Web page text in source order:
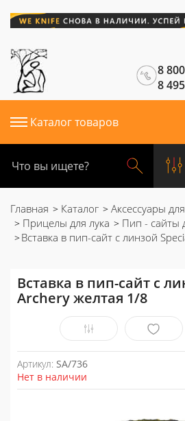
8
8
Каталог товаров
Главная Каталог
Аксессуары
Прицелы для лука
Пип - сайты
Вставка в пип-сайт с линзой
Вставка в пип-сайт с
Archery желтая 1/8
Артикул: SA/736
Нет в наличии